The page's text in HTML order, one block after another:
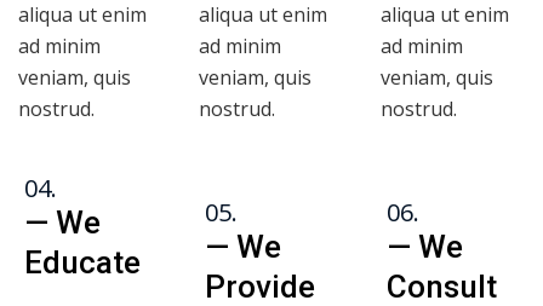
aliqua ut enim
ad minim
veniam, quis
nostrud.
aliqua ut enim
ad minim
veniam, quis
nostrud.
aliqua ut enim
ad minim
veniam, quis
nostrud.
04.
— We
Educate
05.
— We
Provide
06.
— We
Consult